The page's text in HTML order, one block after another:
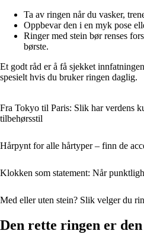
Ta av ringen når du vasker,
Oppbevar den i en myk pose
Ringer med stein bør renses
børste.
Et godt råd er å få sjekket
spesielt hvis du bruker ringen daglig.
Fra Tokyo til Paris: Slik har verdens
tilbehørsstil
Hårpynt for alle hårtyper – finn de
Klokken som statement: Når
Med eller uten stein? Slik velger du
Den rette ringen er den